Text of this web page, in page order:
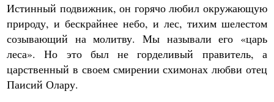
Истинный подвижник, он горячо любил окружающую
природу, и бескрайнее небо, и лес, тихим шелестом
созывающий на молитву. Мы называли его «царь
леса». Но это был не горделивый правитель, а
царственный в своем смирении схимонах любви отец
Паисий Олару.